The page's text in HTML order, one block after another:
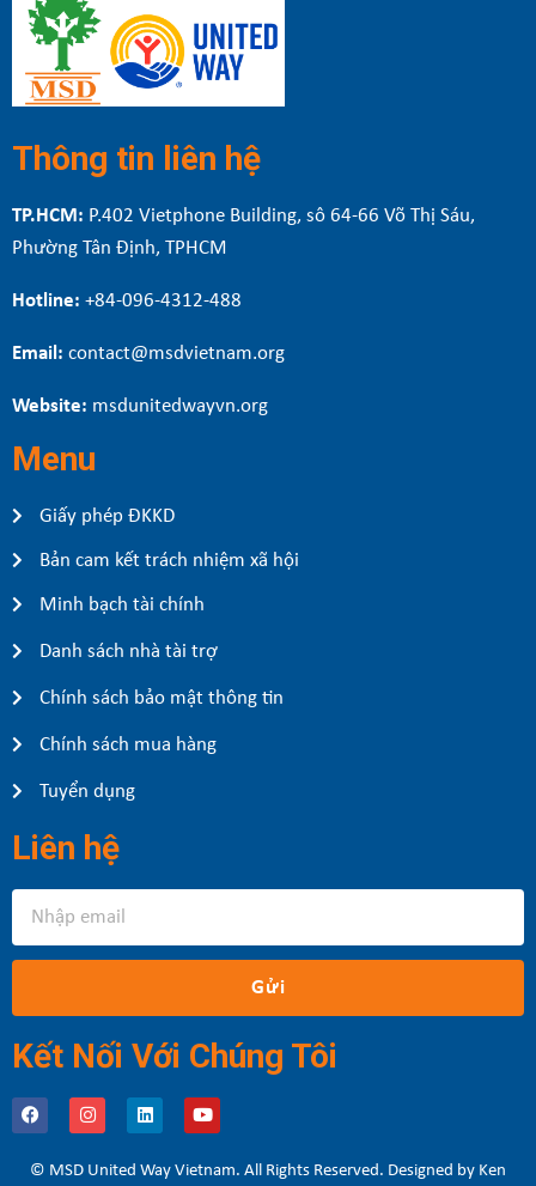
Thông tin liên hệ
TP.HCM: P.402 Vietphone Building, sô 64-66 Võ Thị Sáu,
Phường Tân Định, TPHCM
Hotline: +84-096-4312-488
Email: contact@msdvietnam.org
Website: msdunitedwayvn.org
Menu
Giấy phép ĐKKD
Bản cam kết trách nhiệm xã hội
Minh bạch tài chính
Danh sách nhà tài trợ
Chính sách bảo mật thông tin
Chính sách mua hàng
Tuyển dụng
Liên hệ
Gửi
Kết Nối Với Chúng Tôi
© MSD United Way Vietnam. All Rights Reserved. Designed by Ken